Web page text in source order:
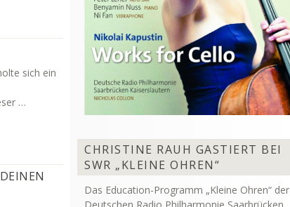
sich ein
…
CHRISTINE RAUH GASTIERT BEI
SWR „KLEINE OHREN“
Das Education-Programm „Kleine Ohren“ der